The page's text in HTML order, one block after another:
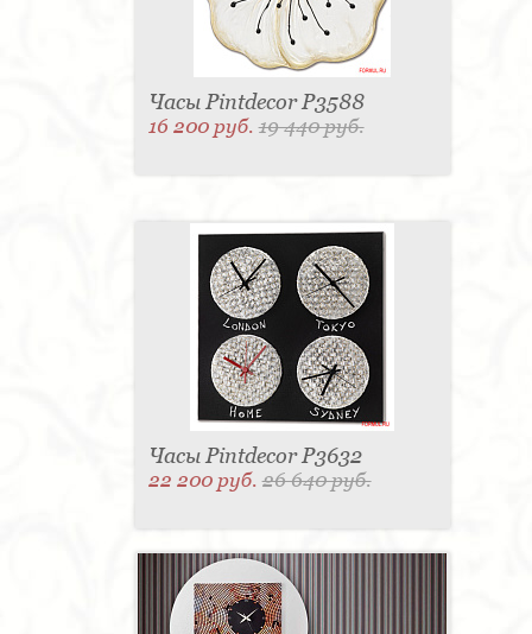
Часы Pintdecor P3588
16 200 руб.19 440 руб.
Часы Pintdecor P3632
22 200 руб.26 640 руб.